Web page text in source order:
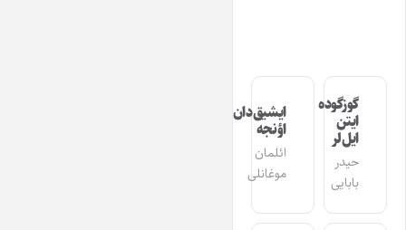
گوزگوده
ایتن
ایل‌لر
حیدر
بابایی
ایشیق‌دان
اؤنجه
ائلمان
موغانلی